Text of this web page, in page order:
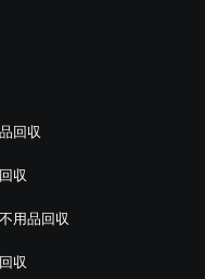
回収
収
用品回収
収